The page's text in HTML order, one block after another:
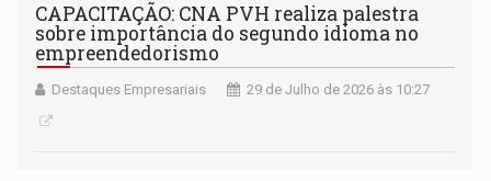
CAPACITAÇÃO: CNA PVH realiza palestra
sobre importância do segundo idioma no
empreendedorismo
Destaques Empresariais 29 de Julho de 2026 às 10:27